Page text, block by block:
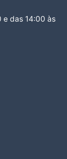
e das 14:00 às